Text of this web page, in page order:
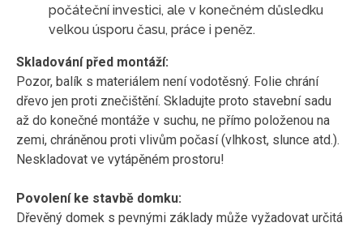
počáteční investici, ale v konečném důsledku
velkou úsporu času, práce i peněz.
Skladování před montáží:
Pozor, balík s materiálem není vodotěsný. Folie chrání
dřevo jen proti znečištění. Skladujte proto stavební sadu
až do konečné montáže v suchu, ne přímo položenou na
zemi, chráněnou proti vlivům počasí (vlhkost, slunce atd.).
Neskladovat ve vytápěném prostoru!
Povolení ke stavbě domku:
Dřevěný domek s pevnými základy může vyžadovat určitá